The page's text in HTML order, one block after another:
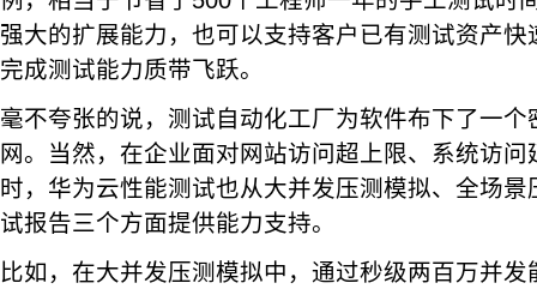
强大的扩展能力，也可以支持客户已有测试资产
完成测试能力质带飞跃。
毫不夸张的说，测试自动化工厂为软件布下了一
网。当然，在企业面对网站访问超上限、系统访
时，华为云性能测试也从大并发压测模拟、全场
试报告三个方面提供能力支持。
比如，在大并发压测模拟中，通过秒级两百万并